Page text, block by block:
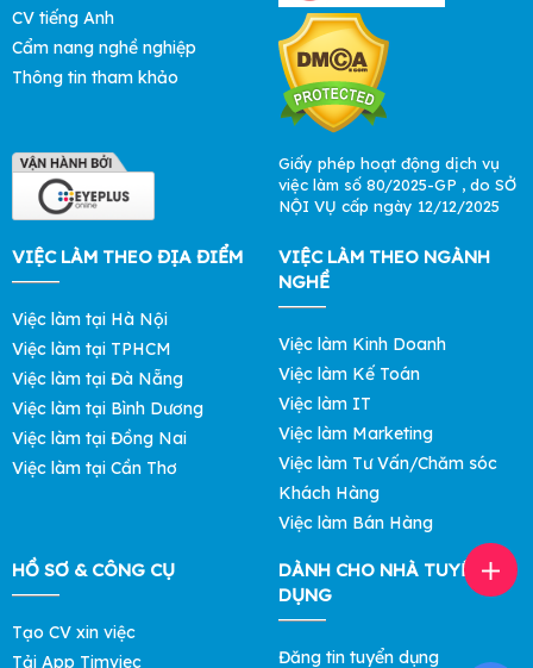
CV tiếng Anh
Cẩm nang nghề nghiệp
Thông tin tham khảo
Giấy phép hoạt động dịch vụ
việc làm số 80/2025-GP , do SỞ
NỘI VỤ cấp ngày 12/12/2025
VIỆC LÀM THEO ĐỊA ĐIỂM
Việc làm tại Hà Nội
Việc làm tại TPHCM
Việc làm tại Đà Nẵng
Việc làm tại Bình Dương
Việc làm tại Đồng Nai
Việc làm tại Cần Thơ
VIỆC LÀM THEO NGÀNH
NGHỀ
Việc làm Kinh Doanh
Việc làm Kế Toán
Việc làm IT
Việc làm Marketing
Việc làm Tư Vấn/Chăm sóc
Khách Hàng
Việc làm Bán Hàng
HỒ SƠ & CÔNG CỤ
Tạo CV xin việc
Tải App Timviec
DÀNH CHO NHÀ TUYỂN
DỤNG
Đăng tin tuyển dụng